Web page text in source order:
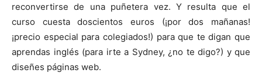
reconvertirse de una puñetera vez. Y resulta que el
curso cuesta doscientos euros (¡por dos mañanas!
¡precio especial para colegiados!) para que te digan que
aprendas inglés (para irte a Sydney, ¿no te digo?) y que
diseñes páginas web.